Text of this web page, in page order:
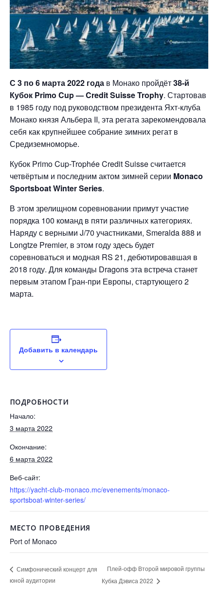
С 3 по 6 марта 2022 года в Монако пройдёт38-й
Кубок Primo Cup — Credit Suisse Trophy. Стартовав
в 1985 году под руководством президента Яхт-клуба
Монако князя Альбера II, эта регата зарекомендовала
себя как крупнейшее собрание зимних регат в
Средиземноморье.
Кубок Primo Cup-Trophée Credit Suisse считается
четвёртым и последним актом зимней серии Monaco
Sportsboat Winter Series.
В этом зрелищном соревновании примут участие
порядка 100 команд в пяти различных категориях.
Наряду с верными J/70 участниками, Smeralda 888 и
Longtze Premier, в этом году здесь будет
соревноваться и модная RS 21, дебютировавшая в
2018 году. Для команды Dragons эта встреча станет
первым этапом Гран-при Европы, стартующего 2
марта.
Добавить в календарь
ПОДРОБНОСТИ
Начало:
3 марта 2022
Окончание:
6 марта 2022
Веб-сайт:
https://yacht-club-monaco.mc/evenements/monaco-
sportsboat-winter-series/
МЕСТО ПРОВЕДЕНИЯ
Port of Monaco
Симфонический концерт для
юной аудитории
Плей-офф Второй мировой группы
Кубка Дэвиса 2022